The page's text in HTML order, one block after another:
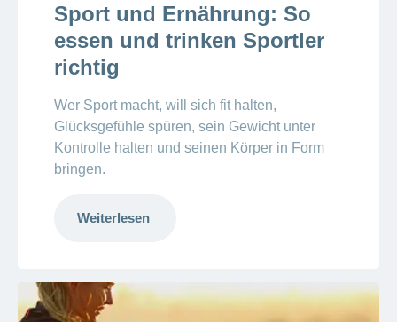
Sport und Ernährung: So
essen und trinken Sportler
richtig
Wer Sport macht, will sich fit halten,
Glücksgefühle spüren, sein Gewicht unter
Kontrolle halten und seinen Körper in Form
bringen.
Weiterlesen